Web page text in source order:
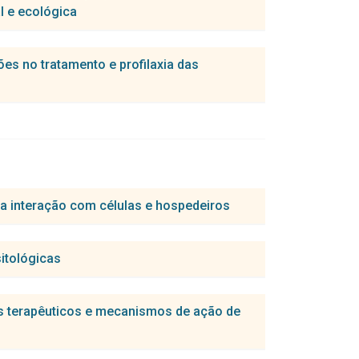
e ecológica
no tratamento e profilaxia das
Antimicrobiana (ReNeRAM).
interação com células e hospedeiros
com a célula Hospedeira
terapêuticos e mecanismos de ação de